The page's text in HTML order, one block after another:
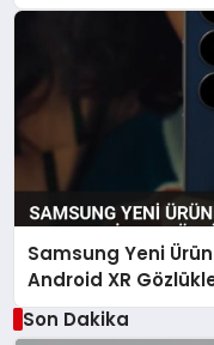
Samsung Yeni
Android XR
Son Dakika